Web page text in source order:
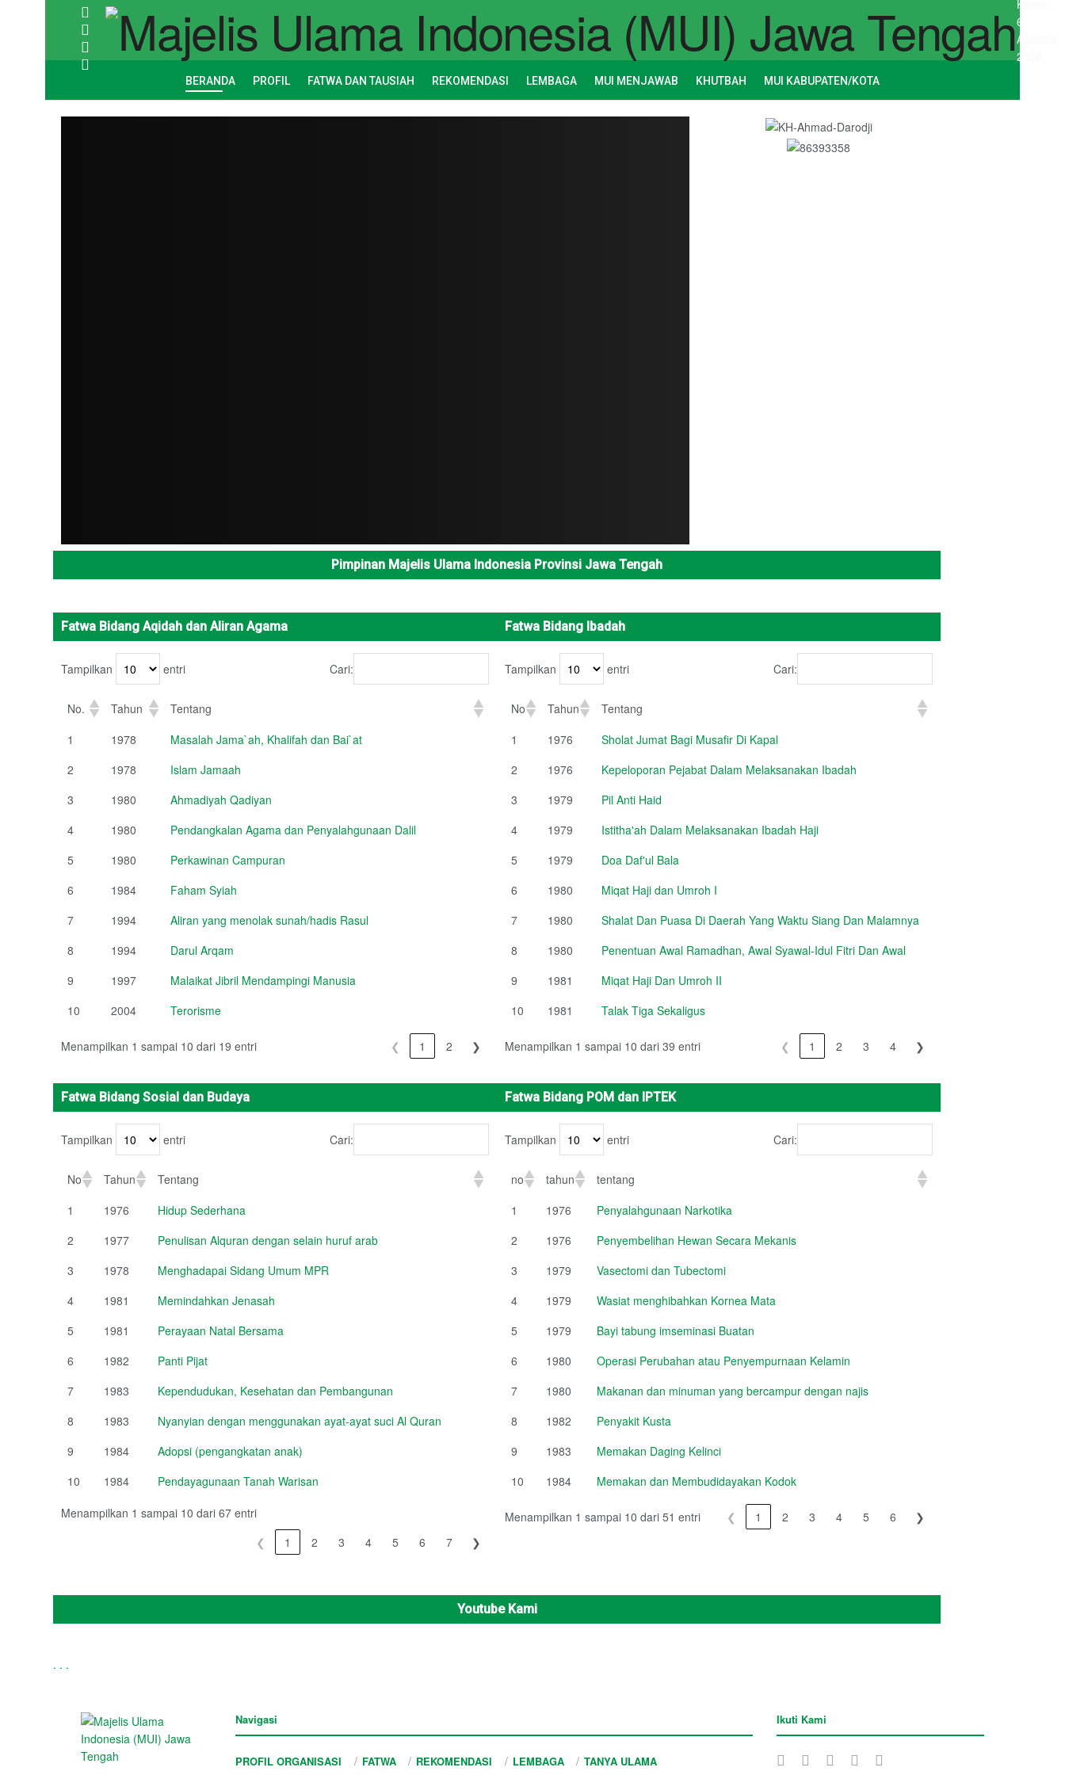
Kamis,
6
Agustus
2026
BERANDA PROFIL FATWA DAN TAUSIAH REKOMENDASI LEMBAGA MUI MENJAWAB KHUTBAH MUI KABUPATEN/KOTA
Pimpinan Majelis Ulama Indonesia Provinsi Jawa Tengah
Fatwa Bidang Aqidah dan Aliran Agama Fatwa Bidang Ibadah
Tampilkan entri Cari:
No. Tahun
Tentang
1
1978
Masalah Jama`ah, Khalifah dan Bai`at
2
1978
Islam Jamaah
3
1980
Ahmadiyah Qadiyan
4
1980
Pendangkalan Agama dan Penyalahgunaan Dalil
5
1980
Perkawinan Campuran
6
1984
Faham Syiah
7
1994
Aliran yang menolak sunah/hadis Rasul
8
1994
Darul Arqam
9
1997
Malaikat Jibril Mendampingi Manusia
10
2004 Terorisme
Menampilkan 1 sampai 10 dari 19 entri ❮ 1 2 ❯
Tampilkan entri Cari:
No Tahun
Tentang
No
Tahun Tentang
1 1976
Sholat Jumat Bagi Musafir Di Kapal
2
1976
Kepeloporan Pejabat Dalam Melaksanakan Ibadah
3
1979
Pil Anti Haid
4
1979
Istitha'ah Dalam Melaksanakan Ibadah Haji
5
1979
Doa Daf'ul Bala
6
1980
Miqat Haji dan Umroh I
7
1980
Shalat Dan Puasa Di Daerah Yang Waktu Siang Dan Malamnya
8
1980
Penentuan Awal Ramadhan, Awal Syawal-Idul Fitri Dan Awal
9
1981
Miqat Haji Dan Umroh II
10
1981 Talak Tiga Sekaligus
Menampilkan 1 sampai 10 dari 39 entri ❮ 1 2 3 4 ❯
Fatwa Bidang Sosial dan Budaya Fatwa Bidang POM dan IPTEK
Tampilkan entri Cari:
No Tahun
Tentang
1
1976
Hidup Sederhana
2
1977
Penulisan Alquran dengan selain huruf arab
3
1978
Menghadapai Sidang Umum MPR
4
1981
Memindahkan Jenasah
5
1981
Perayaan Natal Bersama
6
1982
Panti Pijat
7
1983
Kependudukan, Kesehatan dan Pembangunan
8
1983
Nyanyian dengan menggunakan ayat-ayat suci Al Quran
9
1984
Adopsi (pengangkatan anak)
10
1984
Pendayagunaan Tanah Warisan
Menampilkan 1 sampai 10 dari 67 entri
❮
1 2 3 4 5 6 7 ❯
Tampilkan entri Cari:
no tahun
tentang
1
1976
Penyalahgunaan Narkotika
2
1976
Penyembelihan Hewan Secara Mekanis
3
1979
Vasectomi dan Tubectomi
4
1979
Wasiat menghibahkan Kornea Mata
5
1979
Bayi tabung imseminasi Buatan
6
1980
Operasi Perubahan atau Penyempurnaan Kelamin
7
1980
Makanan dan minuman yang bercampur dengan najis
8
1982
Penyakit Kusta
9
1983
Memakan Daging Kelinci
10
1984 Memakan dan Membudidayakan Kodok
Menampilkan 1 sampai 10 dari 51 entri ❮ 1 2 3 4 5 6 ❯
Youtube Kami
. . .
Navigasi
PROFIL ORGANISASI FATWA REKOMENDASI LEMBAGA TANYA ULAMA
Ikuti Kami